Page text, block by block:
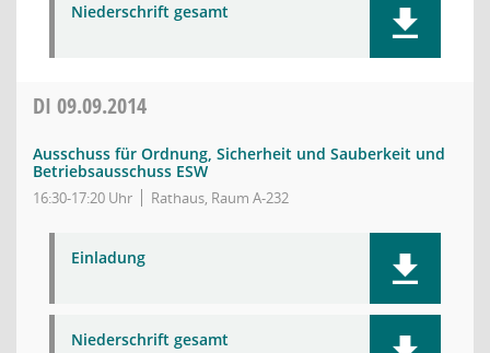
Niederschrift gesamt
DI 09.09.2014
Ausschuss für Ordnung, Sicherheit und Sauberkeit und
Betriebsausschuss ESW
16:30-17:20 Uhr Rathaus, Raum A-232
Einladung
Niederschrift gesamt